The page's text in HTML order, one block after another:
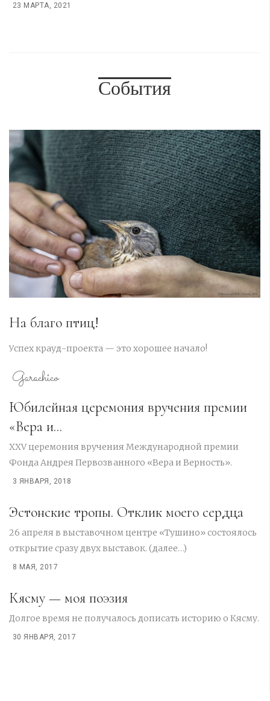
23 МАРТА, 2021
События
На благо птиц!
Успех крауд-проекта — это хорошее начало!
Garachico
Юбилейная церемония вручения премии
«Вера и...
XXV церемония вручения Международной премии
Фонда Андрея Первозванного «Вера и Верность».
3 ЯНВАРЯ, 2018
Эстонские тропы. Отклик моего сердца
26 апреля в выставочном центре «Тушино» состоялось
открытие сразу двух выставок. (далее…)
8 МАЯ, 2017
Кясму — моя поэзия
Долгое время не получалось дописать историю о Кясму.
30 ЯНВАРЯ, 2017